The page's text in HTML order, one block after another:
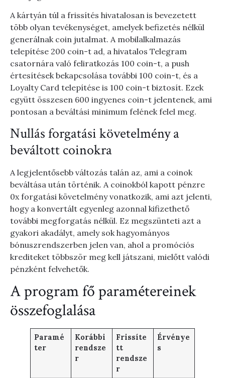
A kártyán túl a frissítés hivatalosan is bevezetett
több olyan tevékenységet, amelyek befizetés nélkül
generálnak coin jutalmat. A mobilalkalmazás
telepítése 200 coin-t ad, a hivatalos Telegram
csatornára való feliratkozás 100 coin-t, a push
értesítések bekapcsolása további 100 coin-t, és a
Loyalty Card telepítése is 100 coin-t biztosít. Ezek
együtt összesen 600 ingyenes coin-t jelentenek, ami
pontosan a beváltási minimum felének felel meg.
Nullás forgatási követelmény a
beváltott coinokra
A legjelentősebb változás talán az, ami a coinok
beváltása után történik. A coinokból kapott pénzre
0x forgatási követelmény vonatkozik, ami azt jelenti,
hogy a konvertált egyenleg azonnal kifizethető
további megforgatás nélkül. Ez megszünteti azt a
gyakori akadályt, amely sok hagyományos
bónuszrendszerben jelen van, ahol a promóciós
krediteket többször meg kell játszani, mielőtt valódi
pénzként felvehetők.
A program fő paramétereinek
összefoglalása
Paramé
ter
Korábbi
rendsze
r
Frissíte
tt
rendsze
r
Érvénye
s